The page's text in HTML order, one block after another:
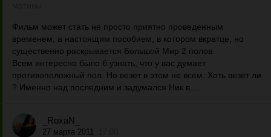
Фильм может стать не просто приятно проведенным
временем, а настоящим пособием, в котором вкратце, но
существенно раскрывается Большой Мир 2 полов.
Всем интересно было б узнать, что у вас думает
противоположный пол. Но везет в этом не всем. Хоть везет ли
? Именно над последним и задумался Ник в...
_RoxaN_
27 марта 2011